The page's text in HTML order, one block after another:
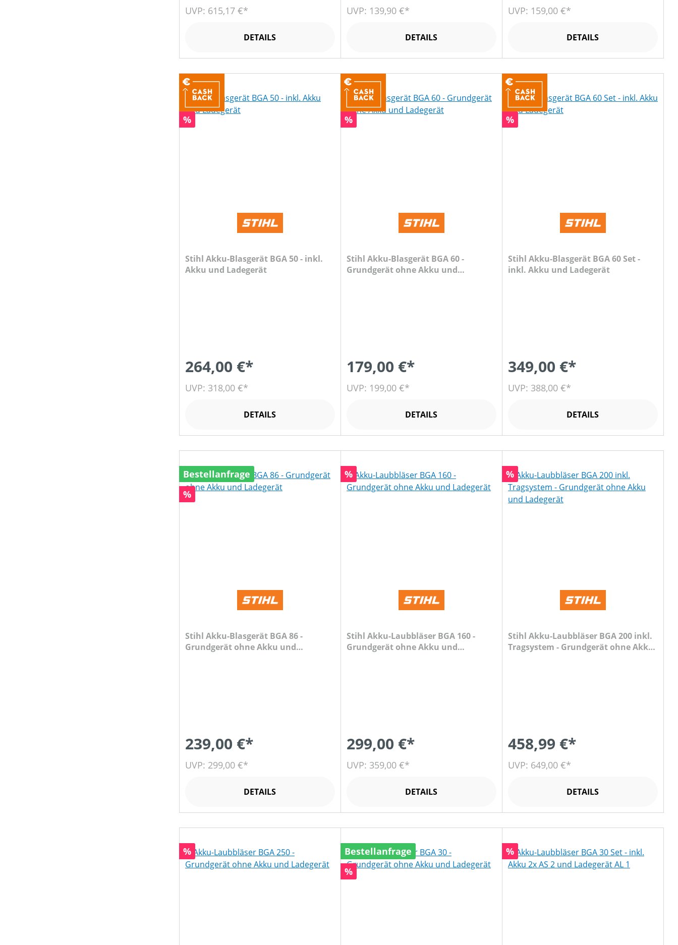
UVP: 615,17 €*
DETAILS
UVP: 139,90 €*
DETAILS
UVP: 159,00 €*
DETAILS
Rabatt
%
Stihl Akku-Blasgerät BGA 50 - inkl.
Akku und Ladegerät
264,00 €*
UVP: 318,00 €*
DETAILS
Rabatt
%
Stihl Akku-Blasgerät BGA 60 -
Grundgerät ohne Akku und
179,00 €*
UVP: 199,00 €*
DETAILS
Rabatt
%
Stihl Akku-Blasgerät BGA 60 Set -
inkl. Akku und Ladegerät
349,00 €*
UVP: 388,00 €*
DETAILS
Bestellanfrage
Rabatt
%
Stihl Akku-Blasgerät BGA 86 -
Grundgerät ohne Akku und
239,00 €*
UVP: 299,00 €*
DETAILS
Rabatt
%
Stihl Akku-Laubbläser BGA 160 -
Grundgerät ohne Akku und
299,00 €*
UVP: 359,00 €*
DETAILS
Rabatt
%
Stihl Akku-Laubbläser BGA 200 inkl.
Tragsystem - Grundgerät ohne Akku
458,99 €*
UVP: 649,00 €*
DETAILS
Rabatt
%
Bestellanfrage
Rabatt
%
Rabatt
%